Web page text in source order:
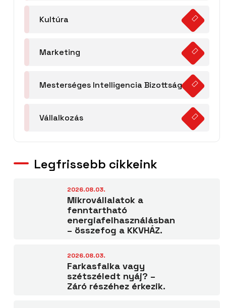
Kultúra
Marketing
Mesterséges Intelligencia Bizottság
Vállalkozás
Legfrissebb cikkeink
2026.08.03.
Mikrovállalatok a
fenntartható
energiafelhasználásban
– összefog a KKVHÁZ.
2026.08.03.
Farkasfalka vagy
szétszéledt nyáj? –
Záró részéhez érkezik.